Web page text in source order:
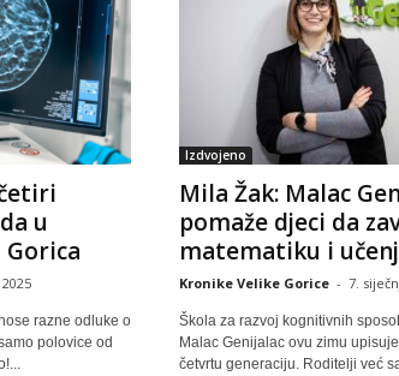
u
razne odluke o
polovice od
Izdvojeno
Mila Žak: Malac
pomaže djeci da
matematiku i
Kronike Velike Gorice - 7.
Škola za razvoj kognitivnih
Malac Genijalac ovu zimu
četvrtu generaciju. Roditelji već